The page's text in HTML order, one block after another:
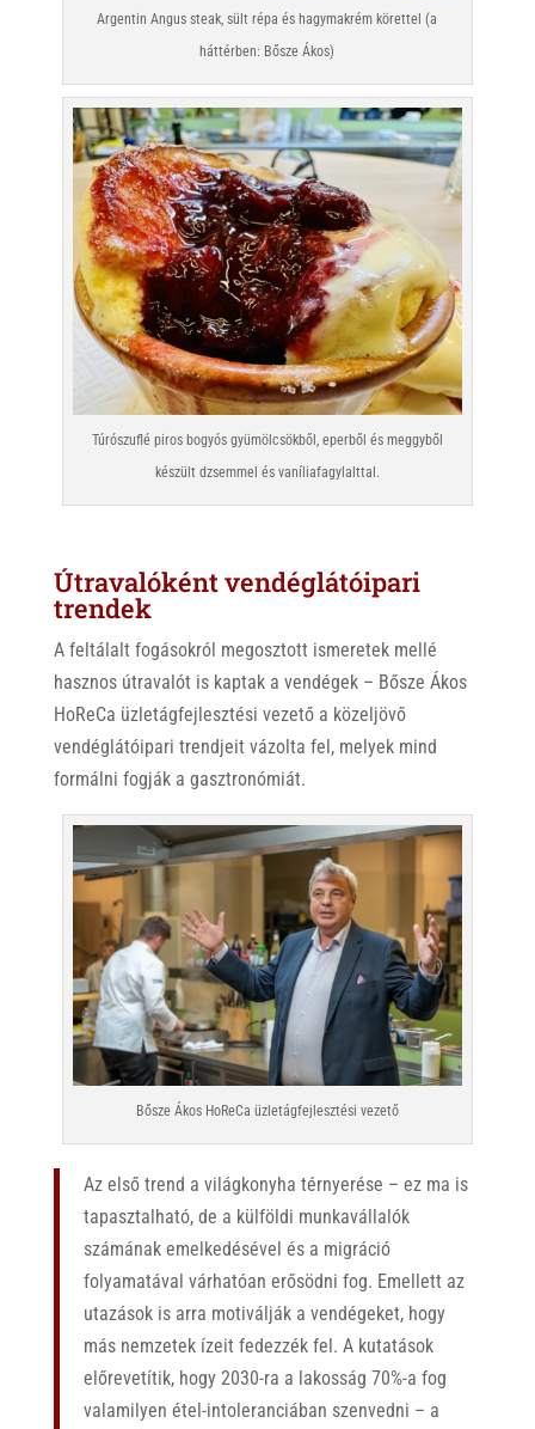
Argentin Angus steak, sült répa és hagymakrém körettel (a
háttérben: Bősze Ákos)
Túrószuflé piros bogyós gyümölcsökből, eperből és meggyből
készült dzsemmel és vaníliafagylalttal.
Útravalóként vendéglátóipari
trendek
A feltálalt fogásokról megosztott ismeretek mellé
hasznos útravalót is kaptak a vendégek – Bősze Ákos
HoReCa üzletágfejlesztési vezető a közeljövő
vendéglátóipari trendjeit vázolta fel, melyek mind
formálni fogják a gasztronómiát.
Bősze Ákos HoReCa üzletágfejlesztési vezető
Az első trend a világkonyha térnyerése – ez ma is
tapasztalható, de a külföldi munkavállalók
számának emelkedésével és a migráció
folyamatával várhatóan erősödni fog. Emellett az
utazások is arra motiválják a vendégeket, hogy
más nemzetek ízeit fedezzék fel. A kutatások
előrevetítik, hogy 2030-ra a lakosság 70%-a fog
valamilyen étel-intoleranciában szenvedni – a